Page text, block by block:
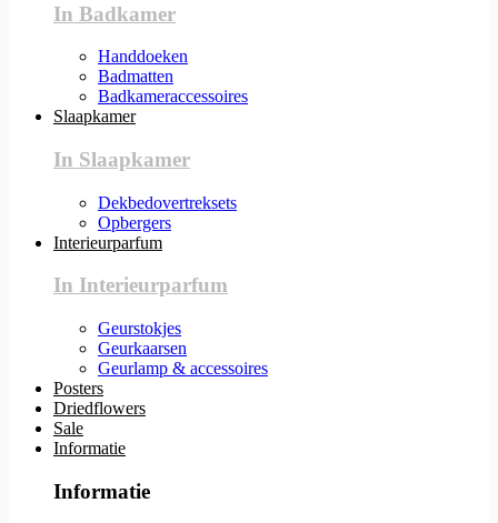
In Badkamer
Handdoeken
Badmatten
Badkameraccessoires
Slaapkamer
In Slaapkamer
Dekbedovertreksets
Opbergers
Interieurparfum
In Interieurparfum
Geurstokjes
Geurkaarsen
Geurlamp & accessoires
Posters
Driedflowers
Sale
Informatie
Informatie